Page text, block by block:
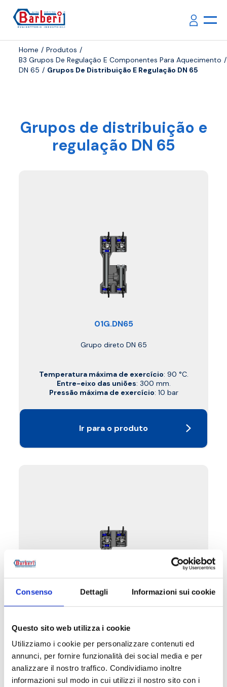
Consenso Dettagli Informazioni sui cookie
Questo sito web utilizza i cookie
Utilizziamo i cookie per personalizzare contenuti ed
annunci, per fornire funzionalità dei social media e per
analizzare il nostro traffico. Condividiamo inoltre
informazioni sul modo in cui utilizzi il nostro sito con i
Home
Produtos
B3 Grupos De Regulação E Componentes Para Aquecimento
DN 65
Grupos De Distribuição E Regulação DN 65
Grupos de distribuição e
regulação DN 65
01G.DN65
Grupo direto DN 65
Temperatura máxima de exercício: 90 °C.
Entre-eixo das uniões: 300 mm.
Pressão máxima de exercício: 10 bar
Ir para o produto
Grupo motorizável DN 65
Temperatura máxima de exercício: 90 °C.
Entre-eixo das uniões : 300 mm.